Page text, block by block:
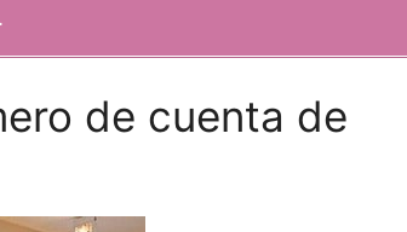
de cuenta de